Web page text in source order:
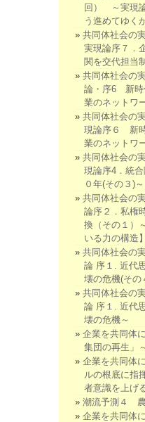
回） ～実現
う進めてゆく
共同体社会
実現論序７．
関を交代担当
共同体社会の
論・序6 新時
業のネットワ
共同体社会の
現論序６ 新
業のネットワ
共同体社会の
現論序4．統
０年(その３)～
共同体社会の
論序２．私権
換（その１）
いる力の構造】
共同体社会の
論 序１. 近代
壊の危機(その
共同体社会の
論 序１. 近代
壊の危機～
企業を共同体
集団の再生」～
企業を共同体
ルの根底に指
者意識を上げ
潮流予測４
企業を共同体